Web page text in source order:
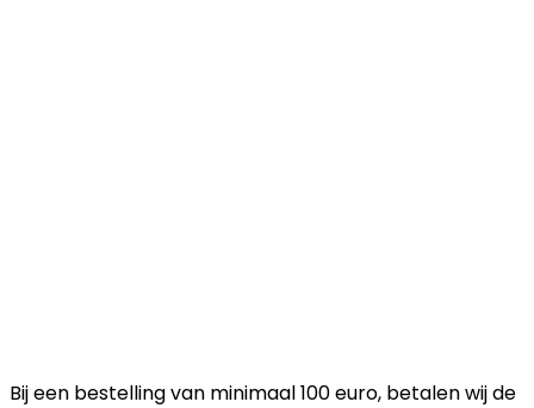
Bij een bestelling van minimaal 100 euro, betalen wij de